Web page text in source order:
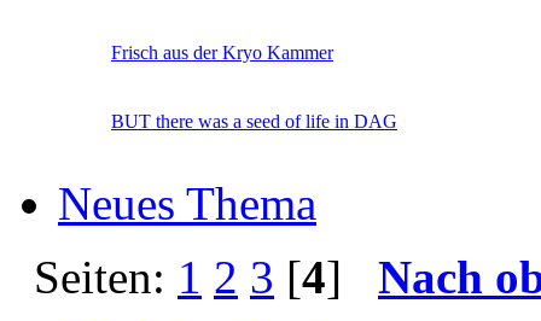
Frisch aus der Kryo Kammer
BUT there was a seed of life in DAG
Neues Thema
Seiten: 1 2 3 [4] Nach